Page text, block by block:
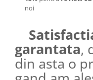
noi
garantata,
din asta o